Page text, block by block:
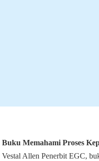
Buku Memahami Proses
Vestal Allen Penerbit EGC,